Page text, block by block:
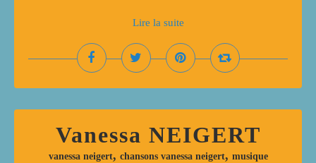
Lire la suite
Vanessa NEIGERT
vanessa neigert, chansons vanessa neigert, musique